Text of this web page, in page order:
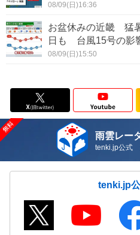
08/09(日)16:36
お盆休みの近畿 猛
日も 台風15号の影
08/09(日)15:50
雨雲レー
tenki.jp公式
tenki.jp